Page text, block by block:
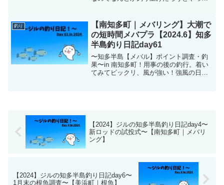
釣り
【南知多町｜メバリング】大潮で
の短時間メバプラ【2024.6】知多
半島釣り日記day61
〜知多半島【メバル】ポイント調査・釣
果〜in 南知多町！用事の後の釣行。着い
てみてビックリ、風が強い！強風の日っ
【2024】ジルの知多半島釣り日記day4〜
新ロッドの試投式〜【南知多町｜メバリ
ング】
【2024】ジルの知多半島釣り日記day6〜
1月末の根魚調査〜【美浜町｜根魚】